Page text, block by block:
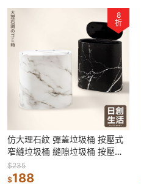
8
折
仿大理石紋 彈蓋垃圾桶 按壓式
窄縫垃圾桶 縫隙垃圾桶 按壓垃
圾桶 廁所垃圾桶 浴室垃圾桶 隙
縫垃圾桶
$235
$188